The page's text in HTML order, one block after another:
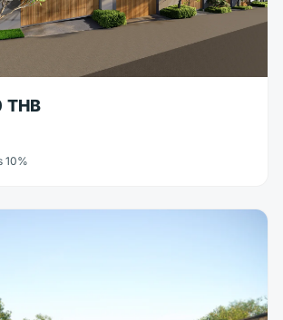
THB
10%